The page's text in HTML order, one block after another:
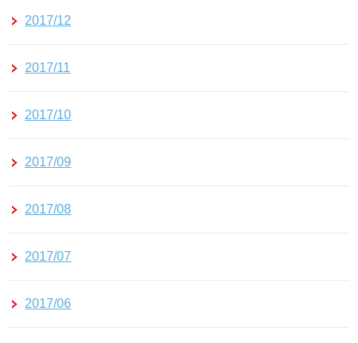
2017/12
2017/11
2017/10
2017/09
2017/08
2017/07
2017/06